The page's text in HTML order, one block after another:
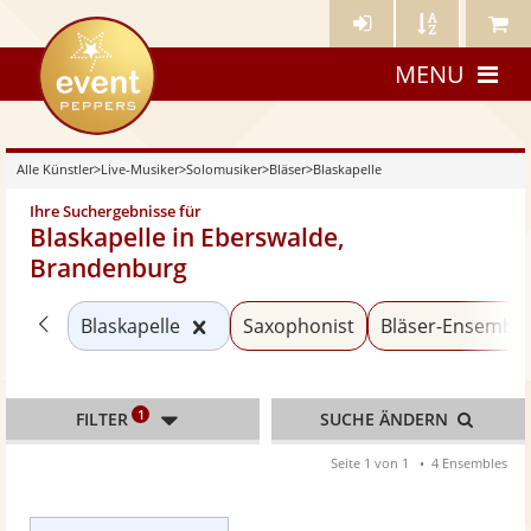
Künstler- Künstler Meine
eventpeppers
MENU
Alle Künstler>Live-Musiker>Solomusiker>Bläser>Blaskapelle
Ihre Suchergebnisse für
Blaskapelle in Eberswalde,
Brandenburg
Zurück zu «Bläser»
Blaskapelle Kategorie «Blaskapelle»
Saxophonist Bläser-Ensemble
FILTER 1 SUCHE ÄNDERN
Seite 1 von 1 4 Ensembles